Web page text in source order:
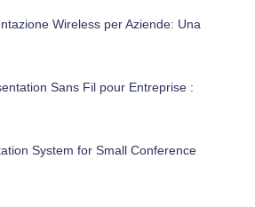
Wireless per Aziende: Una
Sans Fil pour Entreprise :
System for Small Conference